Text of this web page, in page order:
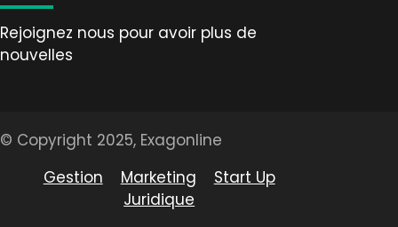
Rejoignez nous pour avoir plus de
nouvelles
© Copyright 2025, Exagonline
Gestion
Marketing
Start Up
Juridique